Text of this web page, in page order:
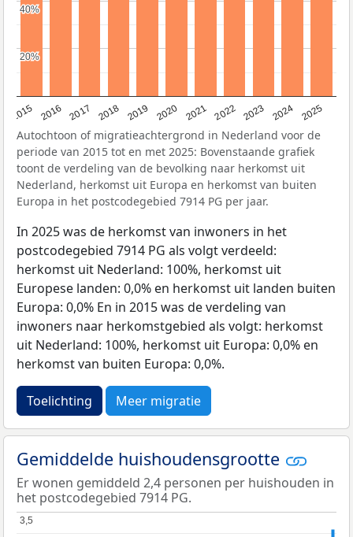
2015 2016 2017 2018 2019 2020 2021 2022 2023 2024 2025
20%
20%
40%
40%
Autochtoon of migratieachtergrond in Nederland voor de
periode van 2015 tot en met 2025: Bovenstaande grafiek
toont de verdeling van de bevolking naar herkomst uit
Nederland, herkomst uit Europa en herkomst van buiten
Europa in het postcodegebied 7914 PG per jaar.
In 2025 was de herkomst van inwoners in het
postcodegebied 7914 PG als volgt verdeeld:
herkomst uit Nederland: 100%, herkomst uit
Europese landen: 0,0% en herkomst uit landen buiten
Europa: 0,0% En in 2015 was de verdeling van
inwoners naar herkomstgebied als volgt: herkomst
uit Nederland: 100%, herkomst uit Europa: 0,0% en
herkomst van buiten Europa: 0,0%.
Toelichting Meer migratie
Gemiddelde huishoudensgrootte
Er wonen gemiddeld 2,4 personen per huishouden in
het postcodegebied 7914 PG.
3,5
3,5